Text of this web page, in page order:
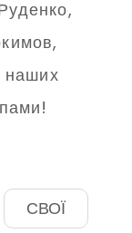
наших
СВОЇ